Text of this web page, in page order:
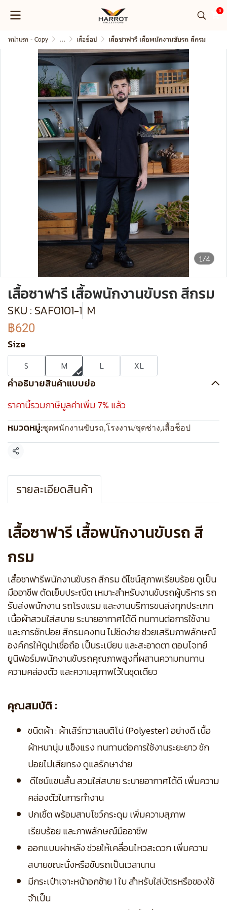
0
หน้าแรก - Copy ... เสื้อช็อป เสื้อซาฟารี เสื้อพนักงานขับรถ สีกรม
1/4
เสื้อซาฟารี เสื้อพนักงานขับรถ สีกรม
SKU : SAF0101-1 M
฿620
Size
S M L XL
คำอธิบายสินค้าแบบย่อ
ราคานี้รวมภาษีมูลค่าเพิ่ม 7% แล้ว
หมวดหมู่:ชุดพนักงานขับรถ,โรงงาน/ชุดช่าง,เสื้อช็อป
แชร์
รายละเอียดสินค้า
เสื้อซาฟารี เสื้อพนักงานขับรถ สี
กรม
เสื้อซาฟารีพนักงานขับรถ สีกรม ดีไซน์สุภาพเรียบร้อย ดูเป็น
มืออาชีพ ตัดเย็บประณีต เหมาะสำหรับงานขับรถผู้บริหาร รถ
รับส่งพนักงาน รถโรงแรม และงานบริการขนส่งทุกประเภท
เนื้อผ้าสวมใส่สบาย ระบายอากาศได้ดี ทนทานต่อการใช้งาน
และการซักบ่อย สีกรมคงทน ไม่ซีดง่าย ช่วยเสริมภาพลักษณ์
องค์กรให้ดูน่าเชื่อถือ เป็นระเบียบ และสะอาดตา ตอบโจทย์
ยูนิฟอร์มพนักงานขับรถคุณภาพสูงที่ผสานความทนทาน
ความคล่องตัว และความสุภาพไว้ในชุดเดียว
คุณสมบัติ :
ชนิดผ้า : ผ้าเสิร์ทวาเลนติโน่ (Polyester) อย่างดี เนื้อ
ผ้าหนานุ่ม แข็งแรง ทนทานต่อการใช้งานระยะยาว ซัก
บ่อยไม่เสียทรง ดูแลรักษาง่าย
ดีไซน์แขนสั้น สวมใส่สบาย ระบายอากาศได้ดี เพิ่มความ
คล่องตัวในการทำงาน
ปกเชิ้ต พร้อมสาบโชว์กระดุม เพิ่มความสุภาพ
เรียบร้อย และภาพลักษณ์มืออาชีพ
ออกแบบผ่าหลัง ช่วยให้เคลื่อนไหวสะดวก เพิ่มความ
สบายขณะนั่งหรือขับรถเป็นเวลานาน
มีกระเป๋าเจาะหน้าอกซ้าย 1 ใบ สำหรับใส่บัตรหรือของใช้
จำเป็น